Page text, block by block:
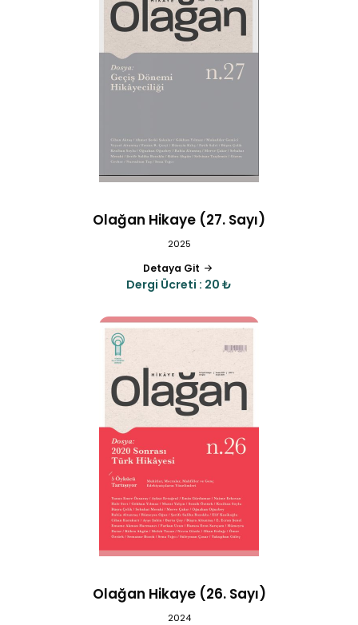
Olağan Hikaye (27. Sayı)
2025
Detaya Git
Dergi Ücreti : 20 ₺
Olağan Hikaye (26. Sayı)
2024